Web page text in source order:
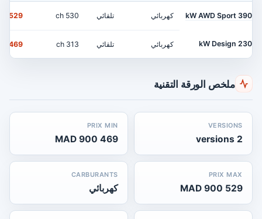
390 kW AWD Sport كهربائي تلقائي 530 ch
529 900 MAD
230 kW Design كهربائي تلقائي 313 ch
469 900 MAD
ملخص الورقة التقنية
VERSIONS
2 versions
PRIX MIN
469 900 MAD
PRIX MAX
529 900 MAD
CARBURANTS
كهربائي